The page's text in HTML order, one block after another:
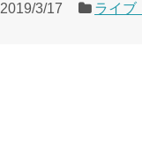
2019/3/17
ライブ